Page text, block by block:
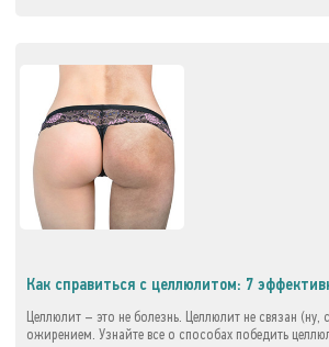
Как справиться с целлюлитом: 7
Целлюлит – это не болезнь. Целлюлит не связан
ожирением. Узнайте все о способах победить